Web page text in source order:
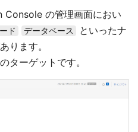
の管理画面におい
ド データベース
といったナ
ります。
ターゲットです。